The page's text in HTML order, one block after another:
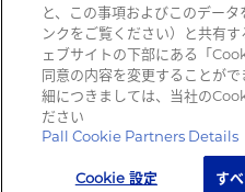
詐欺メールを受信していませんか？
ーシャルメディアメッセージ、テキ
時は、reportphishing@pall.com
Copyright 2026 Pall Corporation.
と、この事項およびこのデー
ンクをご覧ください）と共有
ェブサイトの下部にある「
同意の内容を変更することが
細につきましては、当社の
ださい
Pall Cookie Partners Details
Cookie 設定 す